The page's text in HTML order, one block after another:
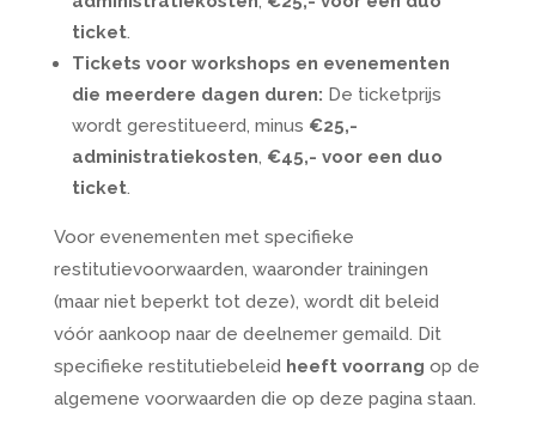
ticket.
Tickets voor workshops en evenementen
die meerdere dagen duren: De ticketprijs
wordt gerestitueerd, minus €25,-
administratiekosten, €45,- voor een duo
ticket.
Voor evenementen met specifieke
restitutievoorwaarden, waaronder trainingen
(maar niet beperkt tot deze), wordt dit beleid
vóór aankoop naar de deelnemer gemaild. Dit
specifieke restitutiebeleid heeft voorrang op de
algemene voorwaarden die op deze pagina staan.